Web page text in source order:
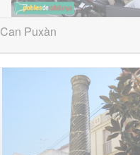
Can Puxàn